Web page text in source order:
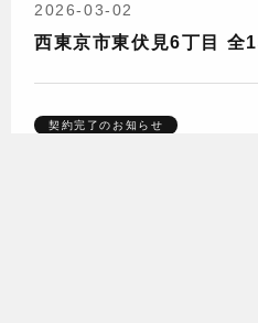
2026-03-02
西東京市東伏見6丁目 全
契約完了のお知らせ